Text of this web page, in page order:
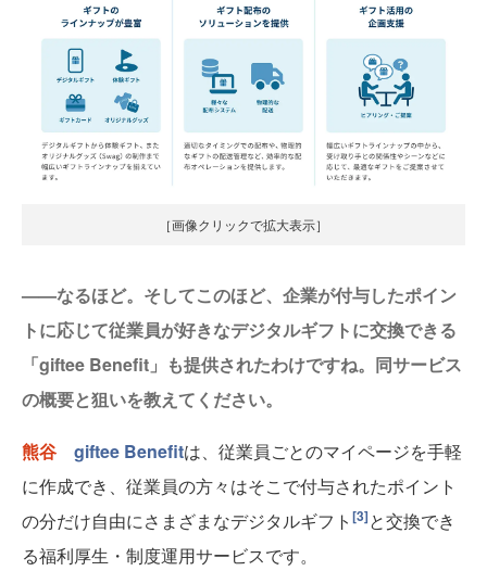
［画像クリックで拡大表示］
——なるほど。そしてこのほど、企業が付与したポイン
トに応じて従業員が好きなデジタルギフトに交換できる
「giftee Benefit」も提供されたわけですね。同サービス
の概要と狙いを教えてください。
熊谷 giftee Benefitは、従業員ごとのマイページを手軽
に作成でき、従業員の方々はそこで付与されたポイント
の分だけ自由にさまざまなデジタルギフト [3]と交換でき
る福利厚生・制度運用サービスです。